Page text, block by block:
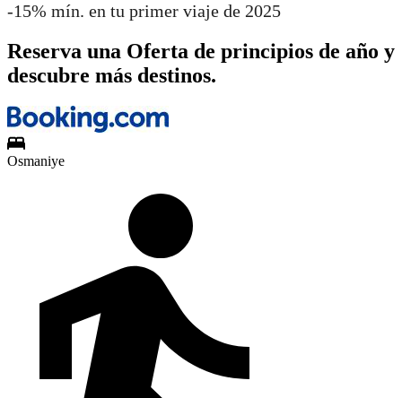
-15% mín. en tu primer viaje de 2025
Reserva una Oferta de principios de año y
descubre más destinos.
Osmaniye